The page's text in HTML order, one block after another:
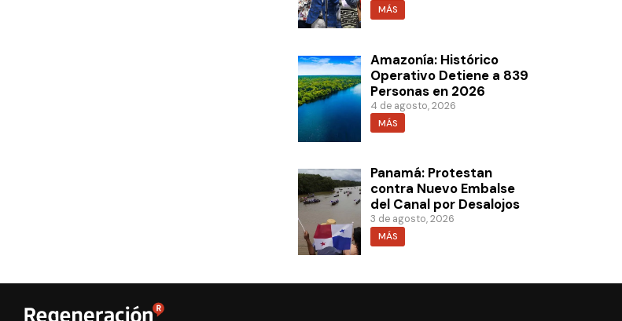
MÁS
Amazonía: Histórico
Operativo Detiene a 839
Personas en 2026
4 de agosto, 2026
MÁS
Panamá: Protestan
contra Nuevo Embalse
del Canal por Desalojos
3 de agosto, 2026
MÁS